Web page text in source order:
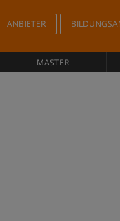
ANBIETER
MASTER